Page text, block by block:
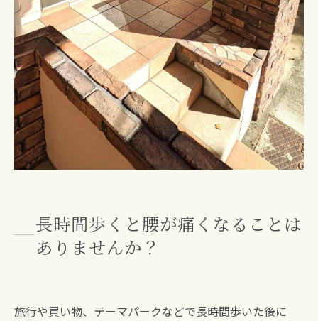
長時間歩くと腰が痛くなることは
ありませんか？
旅行や買い物、テーマパークなどで長時間歩いた後に